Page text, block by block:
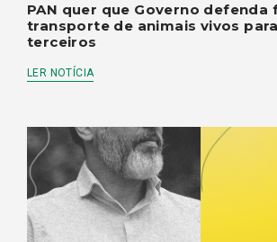
PAN quer que Governo defenda
transporte de animais vivos
terceiros
LER NOTÍCIA